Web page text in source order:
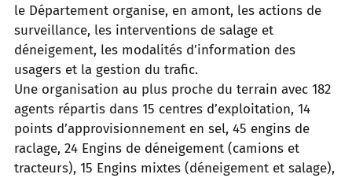
le Département organise, en amont, les actions de
surveillance, les interventions de salage et
déneigement, les modalités d’information des
usagers et la gestion du trafic.
Une organisation au plus proche du terrain avec 182
agents répartis dans 15 centres d’exploitation, 14
points d’approvisionnement en sel, 45 engins de
raclage, 24 Engins de déneigement (camions et
tracteurs), 15 Engins mixtes (déneigement et salage),